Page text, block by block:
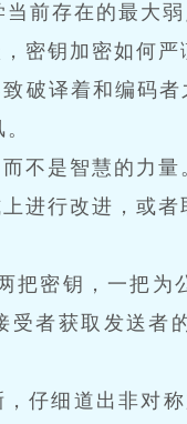
前存在的最大弱
密钥加密如何
破译着和编码
不是智慧的力量
进行改进，或者
把密钥，一把为
受者获取发送者
仔细道出非对